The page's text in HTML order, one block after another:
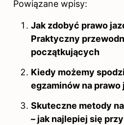
Powiązane wpisy:
Jak zdobyć prawo
Praktyczny
początkujących
Kiedy możemy
egzaminów na prawo
Skuteczne metody
– jak najlepiej się